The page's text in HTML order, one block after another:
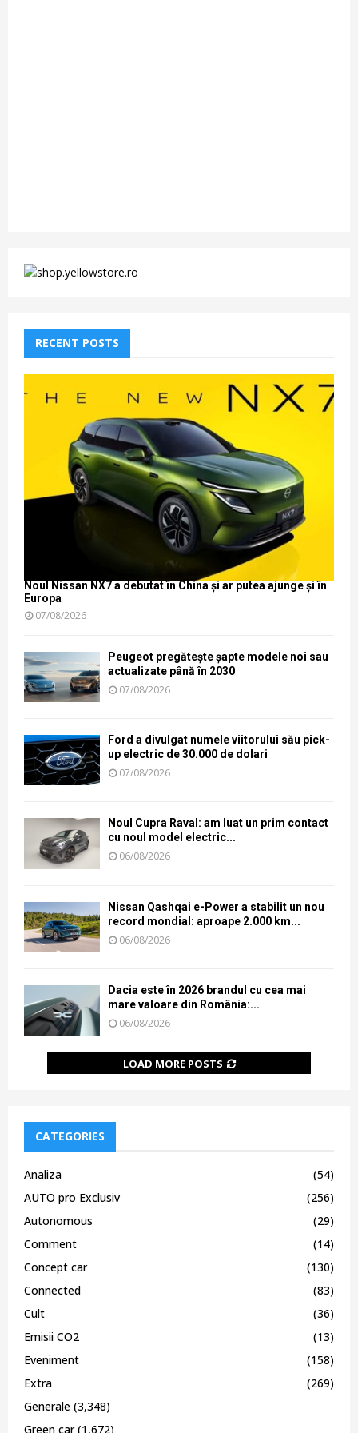
RECENT POSTS
Noul Nissan NX7 a debutat în China și ar putea ajunge și în
Europa
07/08/2026
Peugeot pregătește șapte modele noi sau
actualizate până în 2030
07/08/2026
Ford a divulgat numele viitorului său pick-
up electric de 30.000 de dolari
07/08/2026
Noul Cupra Raval: am luat un prim contact
cu noul model electric...
06/08/2026
Nissan Qashqai e-Power a stabilit un nou
record mondial: aproape 2.000 km...
06/08/2026
Dacia este în 2026 brandul cu cea mai
mare valoare din România:...
06/08/2026
LOAD MORE POSTS
CATEGORIES
Analiza
(54)
AUTO pro Exclusiv
(256)
Autonomous
(29)
Comment
(14)
Concept car
(130)
Connected
(83)
Cult
(36)
Emisii CO2
(13)
Eveniment
(158)
Extra
(269)
Generale (3,348)
Green car(1,672)